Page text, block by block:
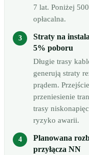
7 lat. Poniżej
opłacalna.
Straty na
5% poboru
Długie trasy
generują straty
prądem.
przeniesienie
trasy
ryzyko awarii.
Planowana
przyłącza NN